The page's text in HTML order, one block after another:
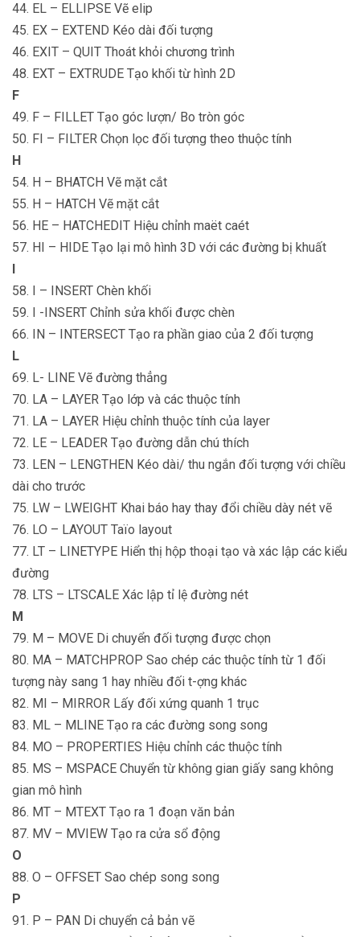
44. EL – ELLIPSE Vẽ elip
45. EX – EXTEND Kéo dài đối tượng
46. EXIT – QUIT Thoát khỏi chương trình
48. EXT – EXTRUDE Tạo khối từ hình 2D
F
49. F – FILLET Tạo góc lượn/ Bo tròn góc
50. FI – FILTER Chọn lọc đối tượng theo thuộc tính
H
54. H – BHATCH Vẽ mặt cắt
55. H – HATCH Vẽ mặt cắt
56. HE – HATCHEDIT Hiệu chỉnh maët caét
57. HI – HIDE Tạo lại mô hình 3D với các đường bị khuất
I
58. I – INSERT Chèn khối
59. I -INSERT Chỉnh sửa khối được chèn
66. IN – INTERSECT Tạo ra phần giao của 2 đối tượng
L
69. L- LINE Vẽ đường thẳng
70. LA – LAYER Tạo lớp và các thuộc tính
71. LA – LAYER Hiệu chỉnh thuộc tính của layer
72. LE – LEADER Tạo đường dẫn chú thích
73. LEN – LENGTHEN Kéo dài/ thu ngắn đối tượng với chiều
dài cho trước
75. LW – LWEIGHT Khai báo hay thay đổi chiều dày nét vẽ
76. LO – LAYOUT Taïo layout
77. LT – LINETYPE Hiển thị hộp thoại tạo và xác lập các kiểu
đường
78. LTS – LTSCALE Xác lập tỉ lệ đường nét
M
79. M – MOVE Di chuyển đối tượng được chọn
80. MA – MATCHPROP Sao chép các thuộc tính từ 1 đối
tượng này sang 1 hay nhiều đối t-ợng khác
82. MI – MIRROR Lấy đối xứng quanh 1 trục
83. ML – MLINE Tạo ra các đường song song
84. MO – PROPERTIES Hiệu chỉnh các thuộc tính
85. MS – MSPACE Chuyển từ không gian giấy sang không
gian mô hình
86. MT – MTEXT Tạo ra 1 đoạn văn bản
87. MV – MVIEW Tạo ra cửa sổ động
O
88. O – OFFSET Sao chép song song
P
91. P – PAN Di chuyển cả bản vẽ